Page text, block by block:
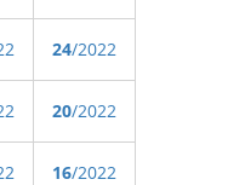
24/2022
20/2022
16/2022